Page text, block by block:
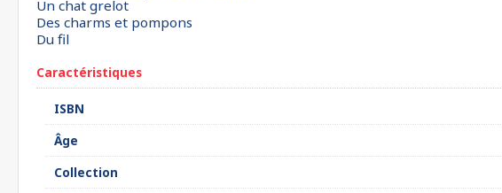
Un chat grelot
Des charms et pompons
Du fil
Caractéristiques
ISBN
Âge
Collection